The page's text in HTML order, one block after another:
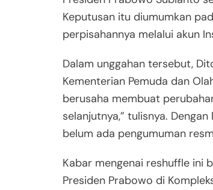
Keputusan itu diumumkan
perpisahannya melalui akun
Dalam unggahan tersebut,
Kementerian Pemuda dan
berusaha membuat
selanjutnya,” tulisnya.
belum ada pengumuman
Kabar mengenai reshuffle ini
Presiden Prabowo di